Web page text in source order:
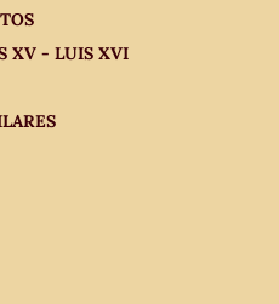
XV - LUIS XVI